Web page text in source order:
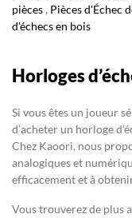
pièces , Pièces d'Échec
d'échecs en bois
Horloges
Si vous êtes un joueur
d’acheter un horloge
Chez Kaoori, nous
analogiques et
efficacement et à
Vous trouverez de plus